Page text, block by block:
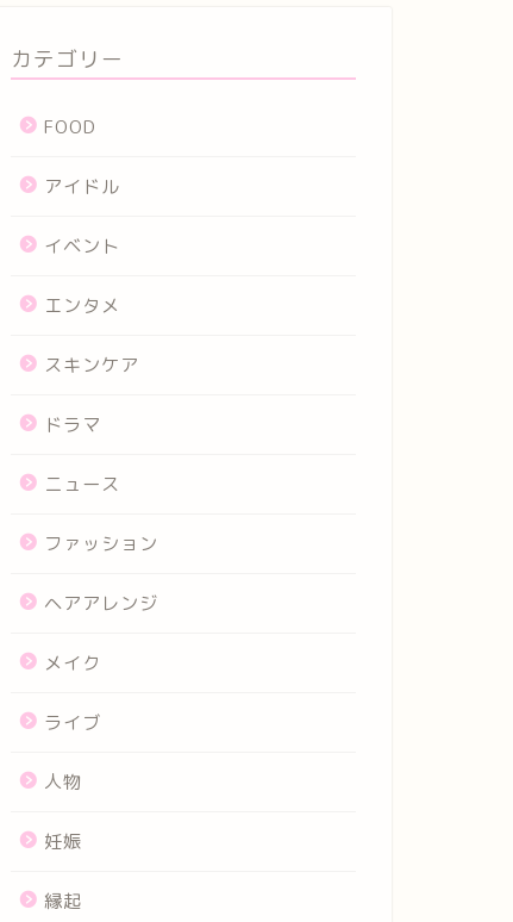
カテゴリー
FOOD
アイドル
イベント
エンタメ
スキンケア
ドラマ
ニュース
ファッション
ヘアアレンジ
メイク
ライブ
人物
妊娠
縁起